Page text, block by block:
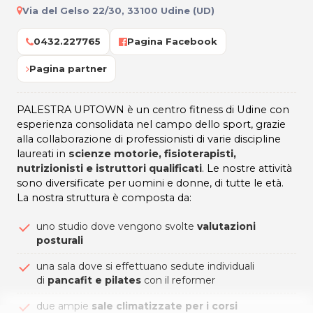
Via del Gelso 22/30, 33100 Udine (UD)
0432.227765 Pagina Facebook
Pagina partner
PALESTRA UPTOWN è un centro fitness di Udine con
esperienza consolidata nel campo dello sport, grazie
alla collaborazione di professionisti di varie discipline
laureati in scienze motorie, fisioterapisti,
nutrizionisti e istruttori qualificati. Le nostre attività
sono diversificate per uomini e donne, di tutte le età.
La nostra struttura è composta da:
uno studio dove vengono svolte valutazioni
posturali
una sala dove si effettuano sedute individuali
di pancafit e pilates con il reformer
due ampie sale climatizzate per i corsi